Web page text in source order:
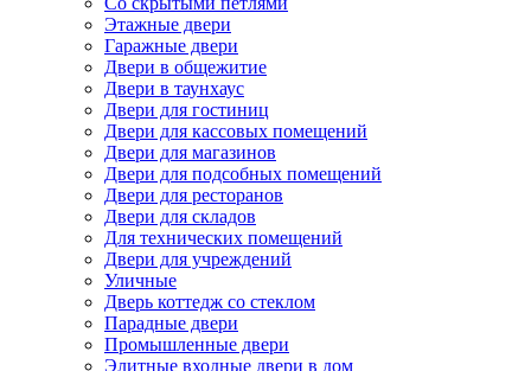
Этажные двери
Гаражные двери
Двери в общежитие
Двери в таунхаус
Двери для гостиниц
Двери для кассовых помещений
Двери для магазинов
Двери для подсобных помещений
Двери для ресторанов
Двери для складов
Для технических помещений
Двери для учреждений
Уличные
Дверь коттедж со стеклом
Парадные двери
Промышленные двери
Элитные входные двери в дом